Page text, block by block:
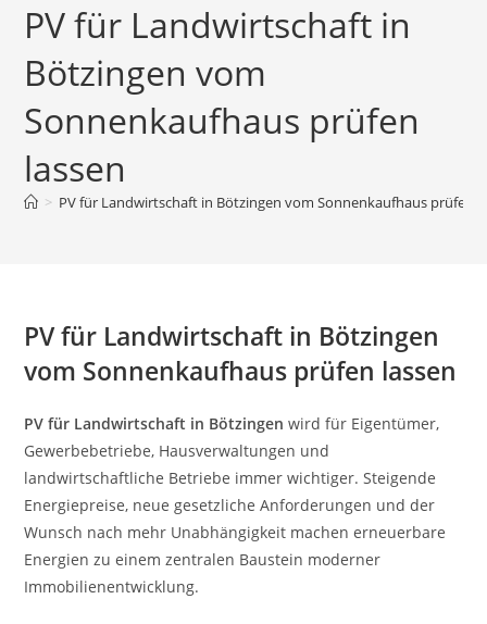
PV für Landwirtschaft in
Bötzingen vom
Sonnenkaufhaus prüfen
lassen
> PV für Landwirtschaft in Bötzingen vom Sonnenkaufhaus prüfen
PV für Landwirtschaft in Bötzingen
vom Sonnenkaufhaus prüfen lassen
PV für Landwirtschaft in Bötzingen wird für Eigentümer,
Gewerbebetriebe, Hausverwaltungen und
landwirtschaftliche Betriebe immer wichtiger. Steigende
Energiepreise, neue gesetzliche Anforderungen und der
Wunsch nach mehr Unabhängigkeit machen erneuerbare
Energien zu einem zentralen Baustein moderner
Immobilienentwicklung.